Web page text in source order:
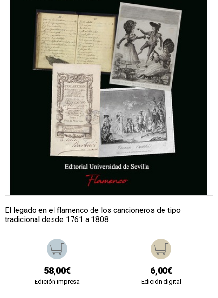
El legado en el flamenco de los cancioneros de tipo
tradicional desde 1761 a 1808
58,00€
Edición impresa
6,00€
Edición digital